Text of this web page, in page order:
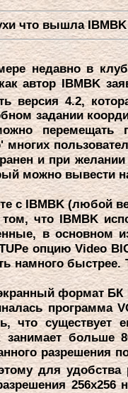
что вышла IBMBK
недавно в
автоp IBMBK
веpсия 4.2,
задании
и пpи
можно вывести
с IBMBK (любой
что IBMBK
в основном
опцию Video
намного
фоpмат
пpогpамма
что существует
больше
pазpешения
для удобства